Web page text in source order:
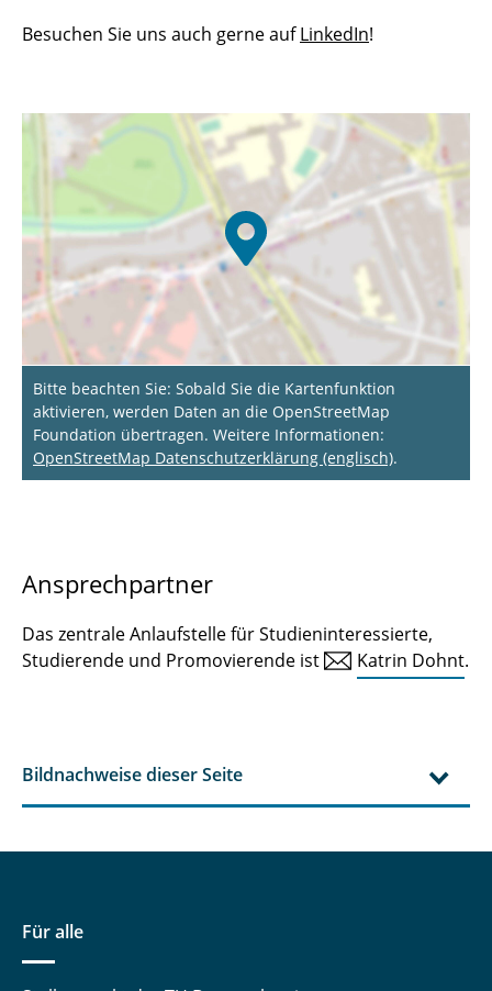
Besuchen Sie uns auch gerne aufLinkedIn!
Bitte beachten Sie: Sobald Sie die Kartenfunktion
aktivieren, werden Daten an die OpenStreetMap
Foundation übertragen. Weitere Informationen:
OpenStreetMap Datenschutzerklärung (englisch).
Ansprechpartner
Das zentrale Anlaufstelle für Studieninteressierte,
Studierende und Promovierende ist
Katrin Dohnt.
Bildnachweise dieser Seite
Für alle